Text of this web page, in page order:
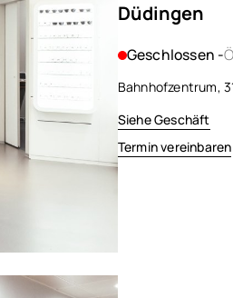
Düdingen
Geschlossen -
Bahnhofzentrum,
Siehe Geschäft
Termin vereinbaren